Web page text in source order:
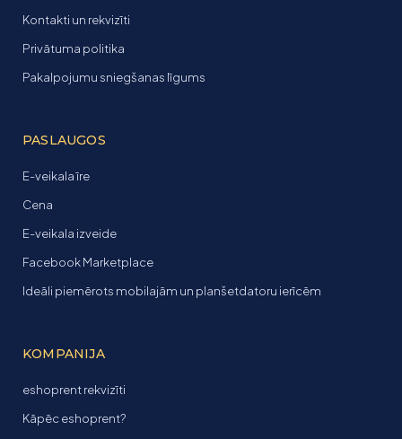
Kontakti un rekvizīti
Privātuma politika
Pakalpojumu sniegšanas līgums
PASLAUGOS
E-veikala īre
Cena
E-veikala izveide
Facebook Marketplace
Ideāli piemērots mobilajām un planšetdatoru ierīcēm
KOMPANIJA
eshoprent rekvizīti
Kāpēc eshoprent?